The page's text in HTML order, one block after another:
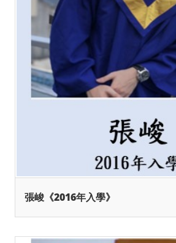
張峻《2016年入學》